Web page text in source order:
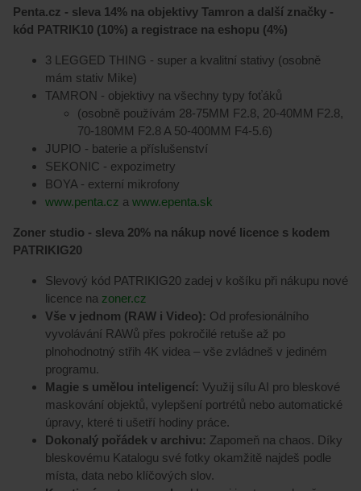
Penta.cz - sleva 14% na objektivy Tamron a další značky -
kód PATRIK10 (10%) a registrace na eshopu (4%)
3 LEGGED THING - super a kvalitní stativy (osobně
mám stativ Mike)
TAMRON - objektivy na všechny typy foťáků
(osobně používám 28-75MM F2.8, 20-40MM F2.8,
70-180MM F2.8 A 50-400MM F4-5.6)
JUPIO - baterie a příslušenství
SEKONIC - expozimetry
BOYA - externí mikrofony
www.penta.cz a www.epenta.sk
Zoner studio - sleva 20% na nákup nové licence s kodem
PATRIKIG20
Slevový kód PATRIKIG20 zadej v košíku při nákupu nové
licence na zoner.cz
Vše v jednom (RAW i Video): Od profesionálního
vyvolávání RAWů přes pokročilé retuše až po
plnohodnotný střih 4K videa – vše zvládneš v jediném
programu.
Magie s umělou inteligencí: Využij sílu AI pro bleskové
maskování objektů, vylepšení portrétů nebo automatické
úpravy, které ti ušetří hodiny práce.
Dokonalý pořádek v archivu: Zapomeň na chaos. Díky
bleskovému Katalogu své fotky okamžitě najdeš podle
místa, data nebo klíčových slov.